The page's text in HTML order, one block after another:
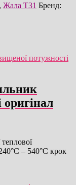
, Жала T31 Бренд:
оригінал
– 540°C крок